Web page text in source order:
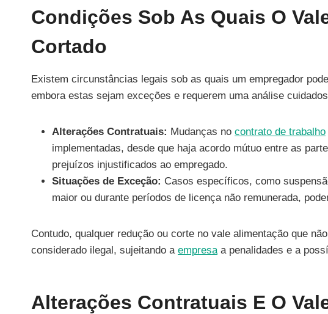
Condições Sob As Quais O
Cortado
Existem circunstâncias legais sob as quais um empregador
embora estas sejam exceções e requerem uma análise
Alterações Contratuais: Mudanças no contrato de trabalho
implementadas, desde que haja acordo mútuo entre as
prejuízos injustificados ao empregado.
Situações de Exceção: Casos específicos, como
maior ou durante períodos de licença não remunerada,
Contudo, qualquer redução ou corte no vale alimentação que
considerado ilegal, sujeitando a empresa a penalidades e a
Alterações Contratuais E O